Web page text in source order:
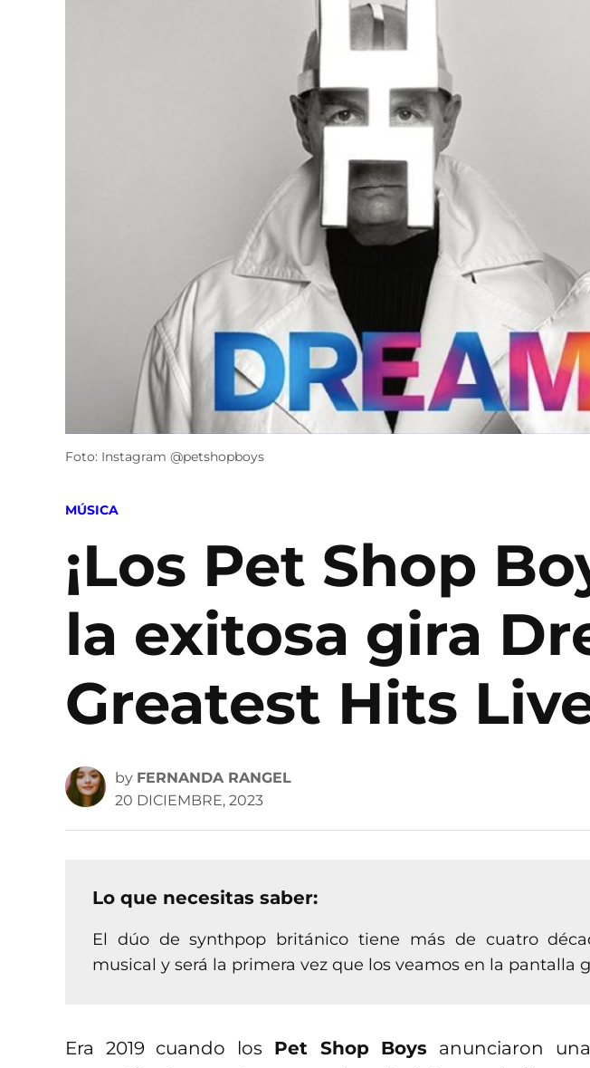
Foto: Instagram @petshopboys
POSTED
MÚSICA
¡Los Pet Shop
la exitosa gira
Greatest Hits
by FERNANDA RANGEL
20 DICIEMBRE, 2023
Lo que necesitas saber:
El dúo de synthpop británico tiene más de cuatro
musical y será la primera vez que los veamos en la pantalla
Era 2019 cuando los Pet Shop Boys anunciaron